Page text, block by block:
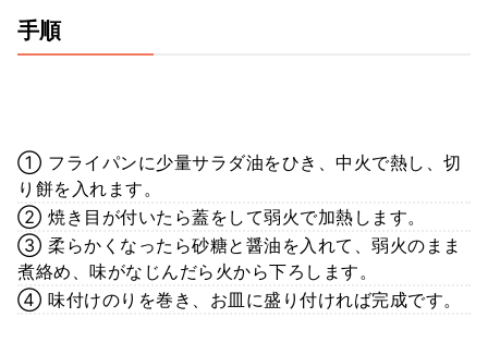
手順
① フライパンに少量サラダ油をひき、中火で熱し、切
り餅を入れます。
② 焼き目が付いたら蓋をして弱火で加熱します。
③ 柔らかくなったら砂糖と醤油を入れて、弱火のまま
煮絡め、味がなじんだら火から下ろします。
④ 味付けのりを巻き、お皿に盛り付ければ完成です。